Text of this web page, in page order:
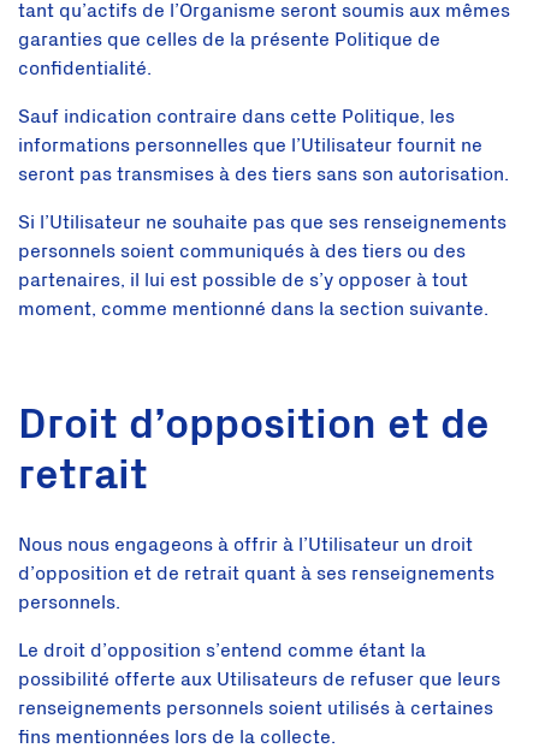
tant qu’actifs de l’Organisme seront soumis aux mêmes
garanties que celles de la présente Politique de
confidentialité.
Sauf indication contraire dans cette Politique, les
informations personnelles que l’Utilisateur fournit ne
seront pas transmises à des tiers sans son autorisation.
Si l’Utilisateur ne souhaite pas que ses renseignements
personnels soient communiqués à des tiers ou des
partenaires, il lui est possible de s’y opposer à tout
moment, comme mentionné dans la section suivante.
Droit d’opposition et de
retrait
Nous nous engageons à offrir à l’Utilisateur un droit
d’opposition et de retrait quant à ses renseignements
personnels.
Le droit d’opposition s’entend comme étant la
possibilité offerte aux Utilisateurs de refuser que leurs
renseignements personnels soient utilisés à certaines
fins mentionnées lors de la collecte.